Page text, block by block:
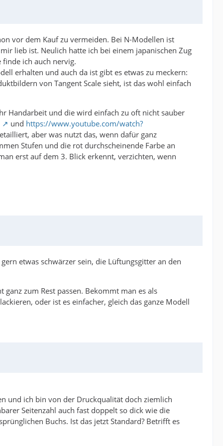
vor dem Kauf zu vermeiden. Bei N-Modellen ist
lieb ist. Neulich hatte ich bei einem japanischen Zug
finde ich auch nervig.
erhalten und auch da ist gibt es etwas zu meckern:
von Tangent Scale sieht, ist das wohl einfach
Handarbeit und die wird einfach zu oft nicht sauber
und https://www.youtube.com/watch?
aber was nutzt das, wenn dafür ganz
Stufen und die rot durchscheinende Farbe an
erst auf dem 3. Blick erkennt, verzichten, wenn
etwas schwärzer sein, die Lüftungsgitter an den
zum Rest passen. Bekommt man es als
oder ist es einfacher, gleich das ganze Modell
und ich bin von der Druckqualität doch ziemlich
Seitenzahl auch fast doppelt so dick wie die
Buchs. Ist das jetzt Standard? Betrifft es